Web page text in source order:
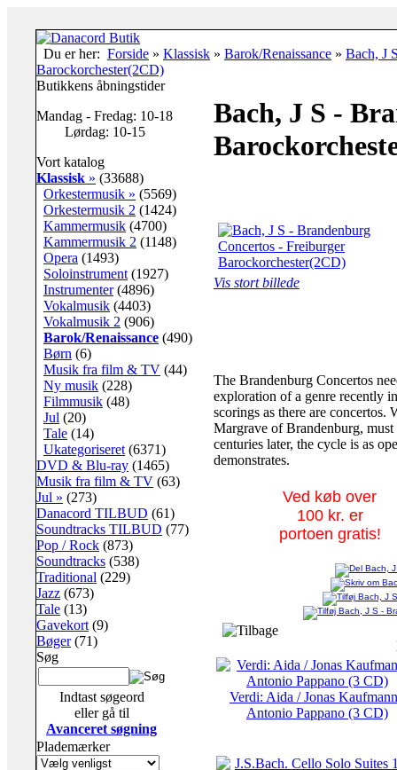
Du er her: Forside » Klassisk » Barok/Renaissance » Bach, J
Barockorchester(2CD)
Butikkens åbningstider
Mandag - Fredag: 10-18
Lørdag: 10-15
Vort katalog
Klassisk » (33688)
Orkestermusik » (5569)
Orkestermusik 2 (1424)
Kammermusik (4700)
Kammermusik 2 (1148)
Opera (1493)
Soloinstrument (1927)
Instrumenter(4896)
Vokalmusik (4403)
Vokalmusik 2 (906)
Barok/Renaissance (490)
Børn (6)
Musik fra film & TV (44)
Ny musik (228)
Filmmusik (48)
Jul (20)
Tale (14)
Ukategoriseret (6371)
DVD & Blu-ray (1465)
Musik fra film & TV (63)
Jul » (273)
Danacord TILBUD (61)
Soundtracks TILBUD (77)
Pop / Rock (873)
Soundtracks (538)
Traditional (229)
Jazz (673)
Tale (13)
Gavekort (9)
Bøger(71)
Søg
Indtast søgeord
eller gå til
Avanceret søgning
Plademærker
Bach, J S -
Vis stort billede
The Brandenburg Concertos
exploration of a genre recently
scorings as there are
Margrave of Brandenburg,
centuries later, the cycle is as
demonstrates.
Ved køb over
100 kr. er
portoen gratis!
Verdi: Aida / Jonas
Antonio Pappano (3 CD)